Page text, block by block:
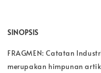
SINOPSIS
FRAGMEN: Catatan
merupakan himpunan